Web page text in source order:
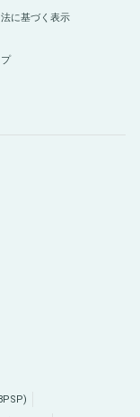
に基づく表示